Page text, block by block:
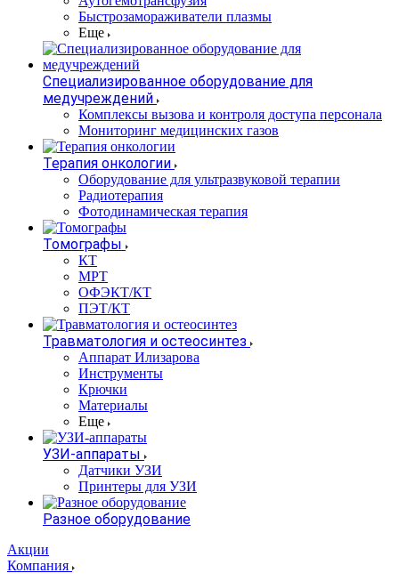
Быстрозамораживатели плазмы
Еще
Специализированное оборудование для
медучреждений
Комплексы вызова и контроля доступа персонала
Мониторинг медицинских газов
Терапия онкологии
Оборудование для ультразвуковой терапии
Радиотерапия
Фотодинамическая терапия
Томографы
КТ
МРТ
ОФЭКТ/КТ
ПЭТ/КТ
Травматология и остеосинтез
Аппарат Илизарова
Инструменты
Крючки
Материалы
Еще
УЗИ-аппараты
Датчики УЗИ
Принтеры для УЗИ
Разное оборудование
Акции
Компания